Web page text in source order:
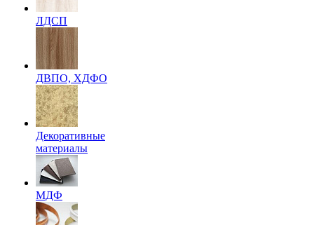
ЛДСП
ДВПО, ХДФО
Декоративные
материалы
МДФ